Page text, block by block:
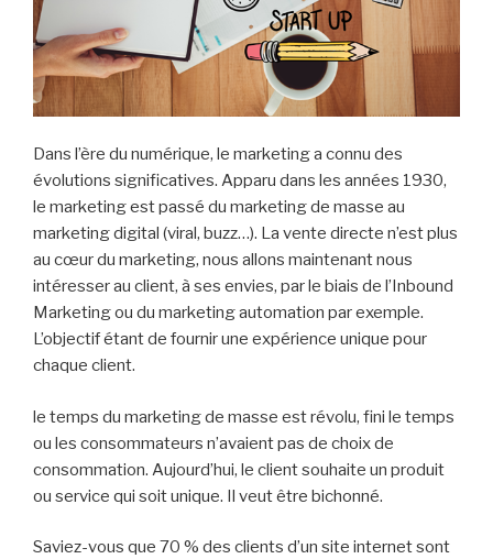
Dans l’ère du numérique, le marketing a connu des
évolutions significatives. Apparu dans les années 1930,
le marketing est passé du marketing de masse au
marketing digital (viral, buzz…). La vente directe n’est plus
au cœur du marketing, nous allons maintenant nous
intéresser au client, à ses envies, par le biais de l’Inbound
Marketing ou du marketing automation par exemple.
L’objectif étant de fournir une expérience unique pour
chaque client.
le temps du marketing de masse est révolu, fini le temps
ou les consommateurs n’avaient pas de choix de
consommation. Aujourd’hui, le client souhaite un produit
ou service qui soit unique. Il veut être bichonné.
Saviez-vous que 70 % des clients d’un site internet sont